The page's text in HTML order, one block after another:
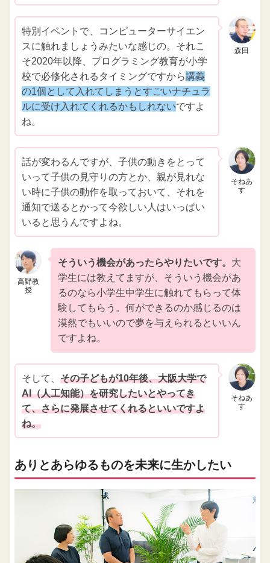
森田
特別イベントで、コンピューターサイエン
スに触れましょうみたいな感じの。それこ
そ2020年以降、プログラミング教育が小学
校で必修化されるタイミングですから講義
の1個として入れてしまうとすごいナチュラ
ルに受け入れてくれるかもしれないですよ
ね。
そねあ
す
話が変わるんですが、子供の動きをとって
いって子供の見守りの方とか、親が見れな
い時に子供の動作を取っておいて、それを
通知で送るとかって今欲しい人はいっぱい
いると思うんですよね。
高野教
授
そういう機会があったらやりたいです。 大
学生には教えてますが、そういう機会があ
るのなら小学生中学生に触れてもらって体
験してもらう。何ができるのか感じるのは
漠然でもいいので夢を与えられるといいん
ですよね。
そねあ
す
そして、その子どもが10年後、大阪大学で
AI（人工知能）を研究したいとやってき
て、さらに発展させてくれるといいですよ
ね。
ありとあらゆるものを未来に生かしたい